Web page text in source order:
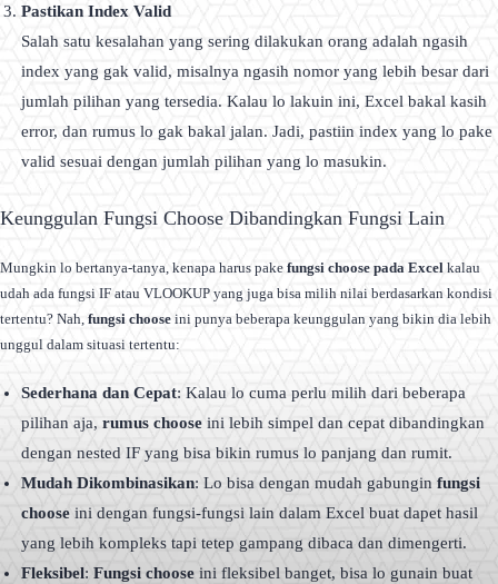
Pastikan Index Valid
Salah satu kesalahan yang sering dilakukan orang adalah ngasih
index yang gak valid, misalnya ngasih nomor yang lebih besar dari
jumlah pilihan yang tersedia. Kalau lo lakuin ini, Excel bakal kasih
error, dan rumus lo gak bakal jalan. Jadi, pastiin index yang lo pake
valid sesuai dengan jumlah pilihan yang lo masukin.
Keunggulan Fungsi Choose Dibandingkan Fungsi Lain
Mungkin lo bertanya-tanya, kenapa harus pake fungsi choose pada Excel kalau
udah ada fungsi IF atau VLOOKUP yang juga bisa milih nilai berdasarkan kondisi
tertentu? Nah, fungsi choose ini punya beberapa keunggulan yang bikin dia lebih
unggul dalam situasi tertentu:
Sederhana dan Cepat: Kalau lo cuma perlu milih dari beberapa
pilihan aja,rumus choose ini lebih simpel dan cepat dibandingkan
dengan nested IF yang bisa bikin rumus lo panjang dan rumit.
Mudah Dikombinasikan: Lo bisa dengan mudah gabunginfungsi
choose ini dengan fungsi-fungsi lain dalam Excel buat dapet hasil
yang lebih kompleks tapi tetep gampang dibaca dan dimengerti.
Fleksibel:Fungsi choose ini fleksibel banget, bisa lo gunain buat